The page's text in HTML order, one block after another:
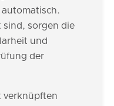
sind, sorgen die
und
der
verknüpften